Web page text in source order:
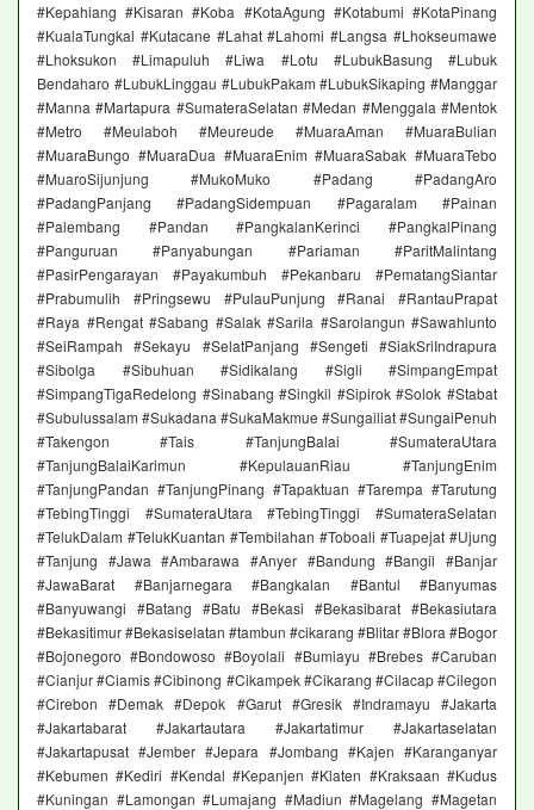
#Kepahiang #Kisaran #Koba #KotaAgung #Kotabumi #KotaPinang
#KualaTungkal #Kutacane #Lahat #Lahomi #Langsa #Lhokseumawe
#Lhoksukon #Limapuluh #Liwa #Lotu #LubukBasung #Lubuk
Bendaharo #LubukLinggau #LubukPakam #LubukSikaping #Manggar
#Manna #Martapura #SumateraSelatan #Medan #Menggala #Mentok
#Metro #Meulaboh #Meureude #MuaraAman #MuaraBulian
#MuaraBungo #MuaraDua #MuaraEnim #MuaraSabak #MuaraTebo
#MuaroSijunjung #MukoMuko #Padang #PadangAro
#PadangPanjang #PadangSidempuan #Pagaralam #Painan
#Palembang #Pandan #PangkalanKerinci #PangkalPinang
#Panguruan #Panyabungan #Pariaman #ParitMalintang
#PasirPengarayan #Payakumbuh #Pekanbaru #PematangSiantar
#Prabumulih #Pringsewu #PulauPunjung #Ranai #RantauPrapat
#Raya #Rengat #Sabang #Salak #Sarila #Sarolangun #Sawahlunto
#SeiRampah #Sekayu #SelatPanjang #Sengeti #SiakSriIndrapura
#Sibolga #Sibuhuan #Sidikalang #Sigli #SimpangEmpat
#SimpangTigaRedelong #Sinabang #Singkil #Sipirok #Solok #Stabat
#Subulussalam #Sukadana #SukaMakmue #Sungailiat #SungaiPenuh
#Takengon #Tais #TanjungBalai #SumateraUtara
#TanjungBalaiKarimun #KepulauanRiau #TanjungEnim
#TanjungPandan #TanjungPinang #Tapaktuan #Tarempa #Tarutung
#TebingTinggi #SumateraUtara #TebingTinggi #SumateraSelatan
#TelukDalam #TelukKuantan #Tembilahan #Toboali #Tuapejat #Ujung
#Tanjung #Jawa #Ambarawa #Anyer #Bandung #Bangil #Banjar
#JawaBarat #Banjarnegara #Bangkalan #Bantul #Banyumas
#Banyuwangi #Batang #Batu #Bekasi #Bekasibarat #Bekasiutara
#Bekasitimur #Bekasiselatan #tambun #cikarang #Blitar #Blora #Bogor
#Bojonegoro #Bondowoso #Boyolali #Bumiayu #Brebes #Caruban
#Cianjur #Ciamis #Cibinong #Cikampek #Cikarang #Cilacap #Cilegon
#Cirebon #Demak #Depok #Garut #Gresik #Indramayu #Jakarta
#Jakartabarat #Jakartautara #Jakartatimur #Jakartaselatan
#Jakartapusat #Jember #Jepara #Jombang #Kajen #Karanganyar
#Kebumen #Kediri #Kendal #Kepanjen #Klaten #Kraksaan #Kudus
#Kuningan #Lamongan #Lumajang #Madiun #Magelang #Magetan